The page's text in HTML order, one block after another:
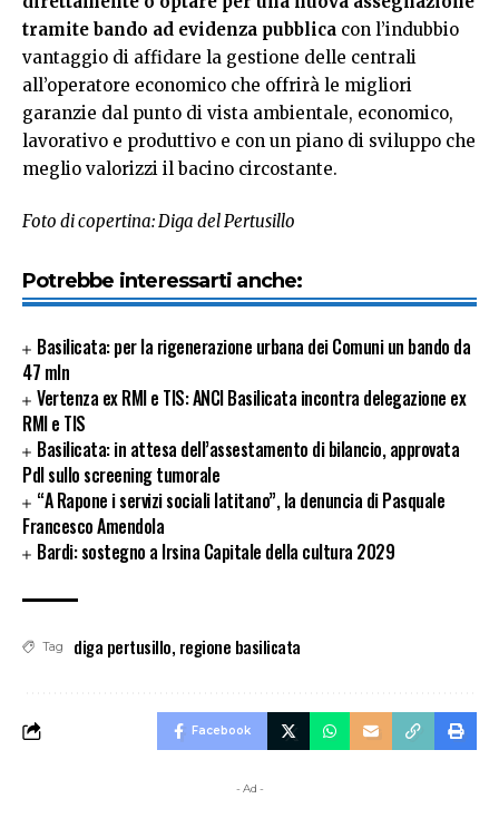
tramite bando ad evidenza pubblica con l’indubbio
vantaggio di affidare la gestione delle centrali
all’operatore economico che offrirà le migliori
garanzie dal punto di vista ambientale, economico,
lavorativo e produttivo e con un piano di sviluppo che
meglio valorizzi il bacino circostante.
Foto di copertina: Diga del Pertusillo
Potrebbe interessarti anche:
Basilicata: per la rigenerazione urbana dei Comuni un bando da
47 mln
Vertenza ex RMI e TIS: ANCI Basilicata incontra delegazione ex
RMI e TIS
Basilicata: in attesa dell’assestamento di bilancio, approvata
Pdl sullo screening tumorale
“A Rapone i servizi sociali latitano”, la denuncia di Pasquale
Francesco Amendola
Bardi: sostegno a Irsina Capitale della cultura 2029
Tag diga pertusillo, regione basilicata
Facebook
- Ad -